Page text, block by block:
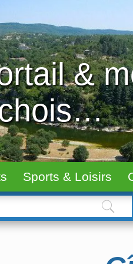
&
Sports & Loisirs